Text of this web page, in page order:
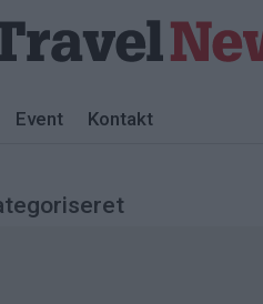
Event Kontakt